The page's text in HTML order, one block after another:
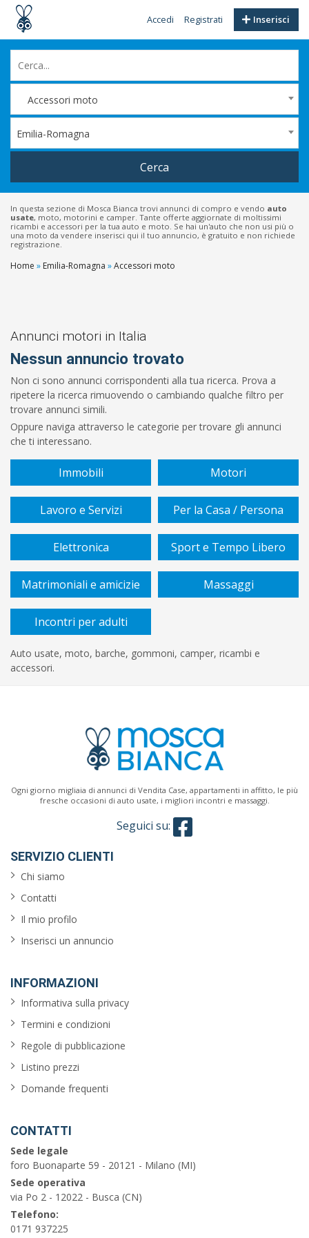
Inserisci
Accedi Registrati
Accessori moto
Emilia-Romagna
Cerca
In questa sezione di Mosca Bianca trovi annunci di compro e vendo auto
usate, moto, motorini e camper. Tante offerte aggiornate di moltissimi
ricambi e accessori per la tua auto e moto. Se hai un'auto che non usi più o
una moto da vendere inserisci qui il tuo annuncio, è gratuito e non richiede
registrazione.
A
€
Home » Emilia-Romagna »Accessori moto
Annunci motori in Italia
Nessun annuncio trovato
Non ci sono annunci corrispondenti alla tua ricerca. Prova a
ripetere la ricerca rimuovendo o cambiando qualche filtro per
trovare annunci simili.
Oppure naviga attraverso le categorie per trovare gli annunci
che ti interessano.
Immobili Motori
Lavoro e Servizi Per la Casa / Persona
Elettronica Sport e Tempo Libero
Matrimoniali e amicizie Massaggi
Incontri per adulti
Auto usate, moto, barche, gommoni, camper, ricambi e
accessori.
Ogni giorno migliaia di annunci di Vendita Case, appartamenti in affitto, le più
fresche occasioni di auto usate, i migliori incontri e massaggi.
Seguici su:
SERVIZIO CLIENTI
Chi siamo
Contatti
Il mio profilo
Inserisci un annuncio
INFORMAZIONI
Informativa sulla privacy
Termini e condizioni
Regole di pubblicazione
Listino prezzi
Domande frequenti
CONTATTI
Sede legale
foro Buonaparte 59 - 20121 - Milano (MI)
Sede operativa
via Po 2 - 12022 - Busca (CN)
Telefono:
0171 937225